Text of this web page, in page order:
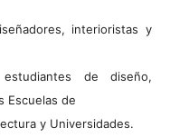
interioristas y
de diseño,
Escuelas de
y Universidades.